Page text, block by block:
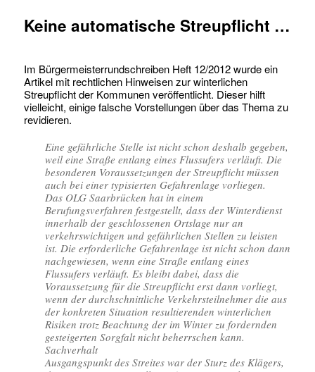
Keine automatische Streupflicht …
Im Bürgermeisterrundschreiben Heft 12/2012 wurde ein
Artikel mit rechtlichen Hinweisen zur winterlichen
Streupflicht der Kommunen veröffentlicht. Dieser hilft
vielleicht, einige falsche Vorstellungen über das Thema zu
revidieren.
Eine gefährliche Stelle ist nicht schon deshalb gegeben,
weil eine Straße entlang eines Flussufers verläuft. Die
besonderen Voraussetzungen der Streupflicht müssen
auch bei einer typisierten Gefahrenlage vorliegen.
Das OLG Saarbrücken hat in einem
Berufungsverfahren festgestellt, dass der Winterdienst
innerhalb der geschlossenen Ortslage nur an
verkehrswichtigen und gefährlichen Stellen zu leisten
ist. Die erforderliche Gefahrenlage ist nicht schon dann
nachgewiesen, wenn eine Straße entlang eines
Flussufers verläuft. Es bleibt dabei, dass die
Voraussetzung für die Streupflicht erst dann vorliegt,
wenn der durchschnittliche Verkehrsteilnehmer die aus
der konkreten Situation resultierenden winterlichen
Risiken trotz Beachtung der im Winter zu fordernden
gesteigerten Sorgfalt nicht beherrschen kann.
Sachverhalt
Ausgangspunkt des Streites war der Sturz des Klägers,